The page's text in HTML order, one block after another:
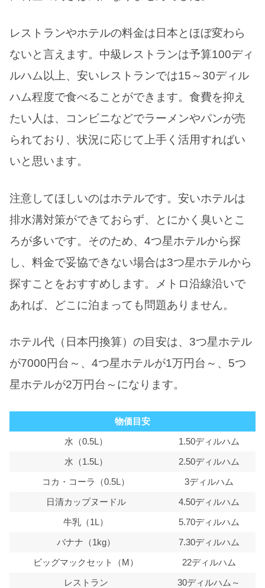
レストランやホテルの料金は日本とほぼ変わら
ないと言えます。中級レストランは予算100ディ
ルハム以上、安いレストランでは15～30ディル
ハム程度で食べることができます。食費を抑え
たい人は、コンビニなどでラーメンやパンが売
られており、状況に応じて上手く活用すればい
いと思います。
注意してほしいのはホテルです。安いホテルは
排水溝対策ができておらず、とにかく臭いとこ
ろが多いです。そのため、4つ星ホテルから探
し、料金で妥協できない場合は3つ星ホテルから
探すことをおすすめします。メトロ沿線沿いで
あれば、どこに泊まっても問題ありません。
ホテル代（日本円換算）の目安は、3つ星ホテル
が7000円台～、4つ星ホテルが1万円台～、5つ
星ホテルが2万円台～になります。
物価目安
水（0.5L）
1.50ディルハム
水（1.5L）
2.50ディルハム
コカ・コーラ（0.5L）
3ディルハム
日清カップヌードル
4.50ディルハム
牛乳（1L）
5.70ディルハム
バナナ（1kg）
7.30ディルハム
ビッグマックセット（M）
22ディルハム
レストラン
30ディルハム～